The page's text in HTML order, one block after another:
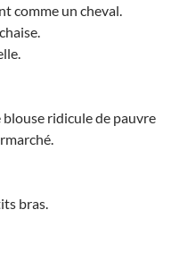
comme un cheval.
blouse ridicule de pauvre
bras.